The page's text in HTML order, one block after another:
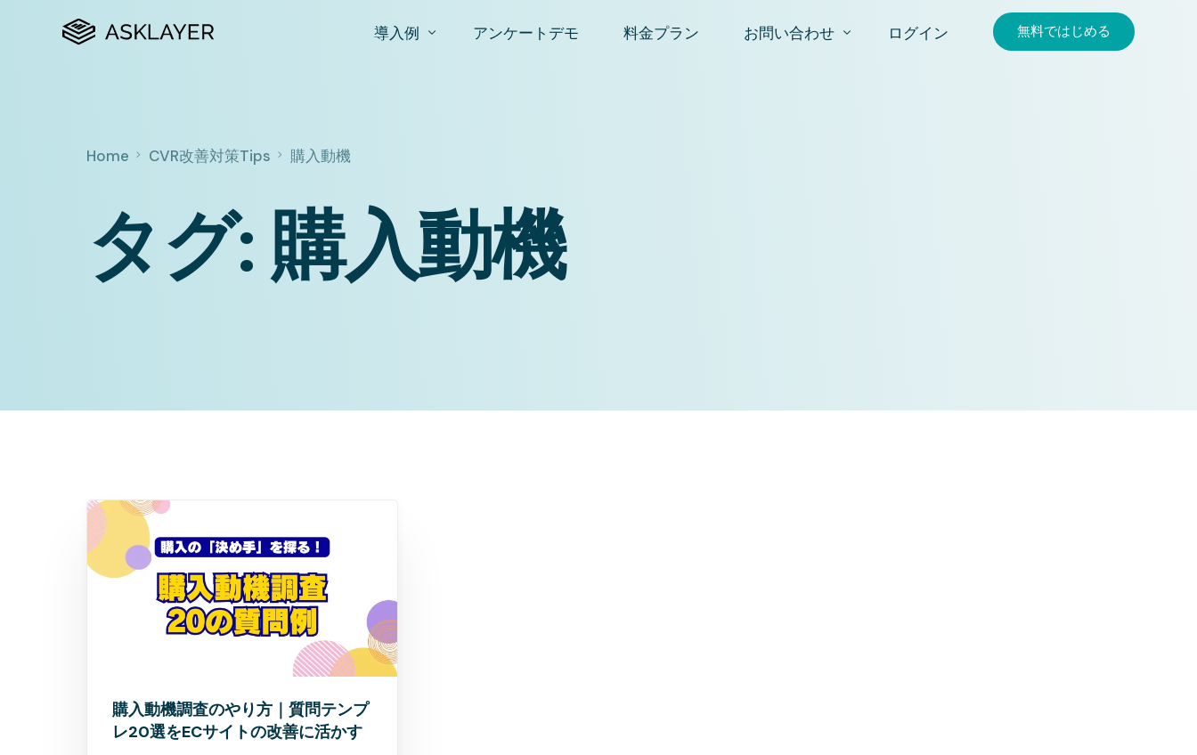
導入例
購入後アンケート
市場調査ツール
アンケートデモ 料金プラン お問い合わせ ログイン 無料ではじめる
Home CVR改善対策Tips 購入動機
タグ: 購入動機
購入動機調査のやり方｜質問テンプ
レ20選をECサイトの改善に活かす